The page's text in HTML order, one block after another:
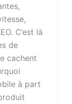
C’est là
de
cachent
à part